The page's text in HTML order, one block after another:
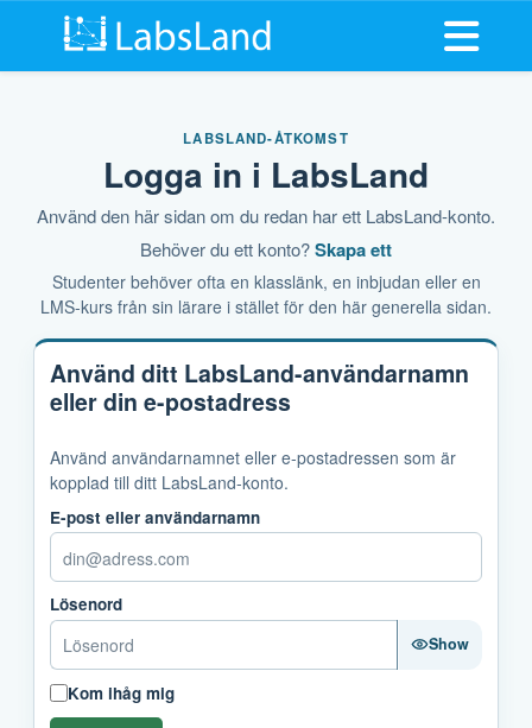
Öppna
LABSLAND-ÅTKOMST
Logga in i LabsLand
Använd den här sidan om du redan har ett LabsLand-konto.
Behöver du ett konto?Skapa ett
Studenter behöver ofta en klasslänk, en inbjudan eller en
LMS-kurs från sin lärare i stället för den här generella sidan.
Använd ditt LabsLand-användarnamn
eller din e-postadress
Använd användarnamnet eller e-postadressen som är
kopplad till ditt LabsLand-konto.
E-post eller användarnamn
Lösenord
Show
Kom ihåg mig